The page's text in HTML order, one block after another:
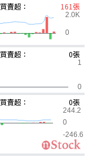
買賣超： 161張
買賣超： 0張
買賣超： 0張